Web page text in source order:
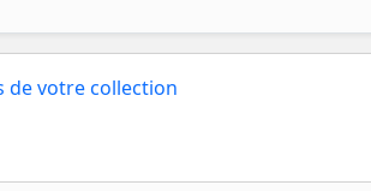
de votre collection